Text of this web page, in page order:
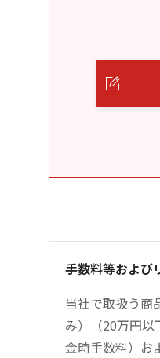
手数料等および
当社で取扱う商
み）（20万円
金時手数料）お